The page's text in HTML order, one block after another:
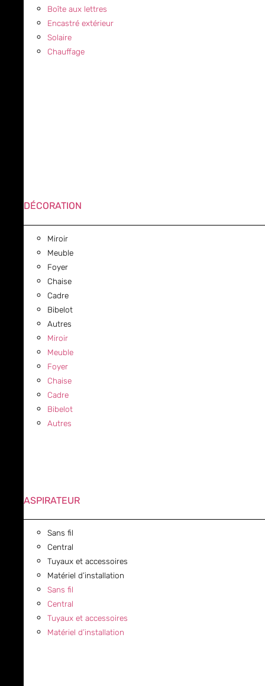
Boîte aux lettres
Encastré extérieur
Solaire
Chauffage
DÉCORATION
Miroir
Meuble
Foyer
Chaise
Cadre
Bibelot
Autres
Miroir
Meuble
Foyer
Chaise
Cadre
Bibelot
Autres
ASPIRATEUR
Sans fil
Central
Tuyaux et accessoires
Matériel d’installation
Sans fil
Central
Tuyaux et accessoires
Matériel d’installation